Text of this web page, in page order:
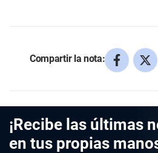
Compartir la nota:
¡Recibe las últimas
en tus propias